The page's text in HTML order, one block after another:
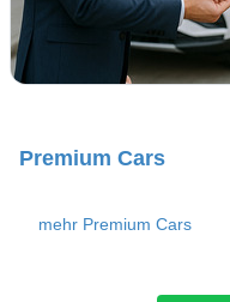
Premium Cars
mehr Premium Cars